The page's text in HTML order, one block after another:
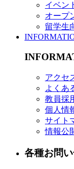
イベン
オープ
留学生
アクセ
よくあ
教員採
個人情
サイト
情報公
各種お問